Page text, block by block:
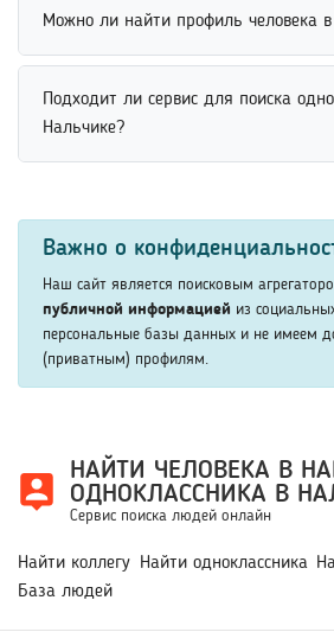
пользователей. Дополнительные
Социальные сети для поиска людей
открытые данные о себе. Система
профили, фотографии, места учебы и
помогает быстрее находить нужных
Можно ли найти профиль человека в
Найти профиль человека в
поиск по имени, фамилии, возрасту
Подходит ли сервис для поиска
Нальчике?
учебному заведению, факультету
Использование дополнительных
быстрее найти нужных людей среди
выпускников. Это удобно для
и общения с бывшими
Важно о
Наш сайт является поисковым
публичной информацией из
персональные базы данных и не имеем
(приватным) профилям.
НАЙТИ ЧЕЛОВЕКА В
ОДНОКЛАССНИКА В
Сервис поиска людей онлайн
Найти коллегу Найти одноклассника
База людей